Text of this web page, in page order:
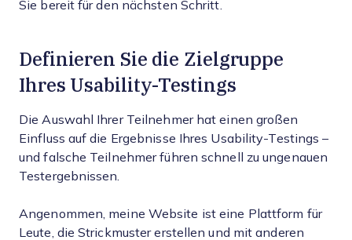
Sie bereit für den nächsten Schritt.
Definieren Sie die Zielgruppe
Ihres Usability-Testings
Die Auswahl Ihrer Teilnehmer hat einen großen
Einfluss auf die Ergebnisse Ihres Usability-Testings –
und falsche Teilnehmer führen schnell zu ungenauen
Testergebnissen.
Angenommen, meine Website ist eine Plattform für
Leute, die Strickmuster erstellen und mit anderen